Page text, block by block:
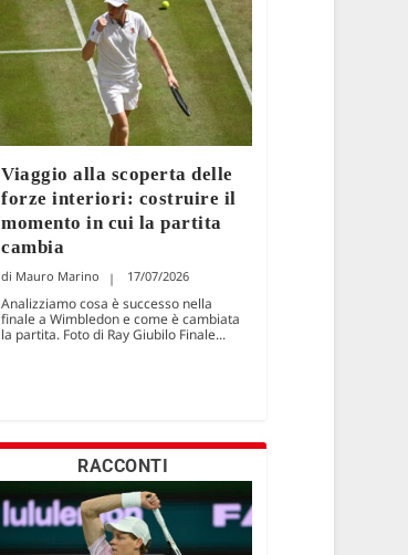
Viaggio alla scoperta delle
forze interiori: costruire il
momento in cui la partita
cambia
Mauro Marino 17/07/2026
Analizziamo cosa è successo nella
finale a Wimbledon e come è cambiata
la partita. Foto di Ray Giubilo Finale...
RACCONTI